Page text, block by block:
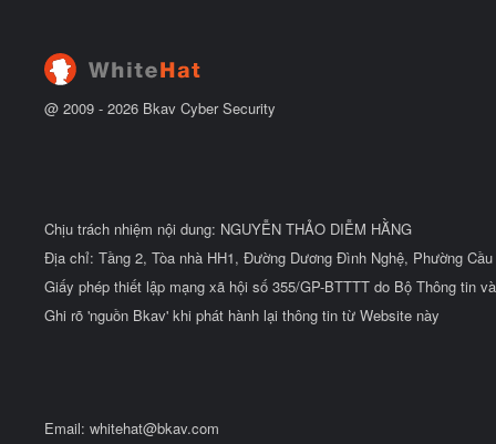
@ 2009 - 2026 Bkav Cyber Security
Chịu trách nhiệm nội dung: NGUYỄN THẢO DIỄM HẰNG
Địa chỉ: Tầng 2, Tòa nhà HH1, Đường Dương Đình Nghệ, Phường
Giấy phép thiết lập mạng xã hội số 355/GP-BTTTT do Bộ Thông tin
Ghi rõ 'nguồn Bkav' khi phát hành lại thông tin từ Website này
Email: whitehat@bkav.com